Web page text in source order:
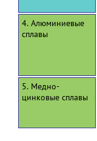
4. Алюминиевые
сплавы
5. Медно-
цинковые сплавы